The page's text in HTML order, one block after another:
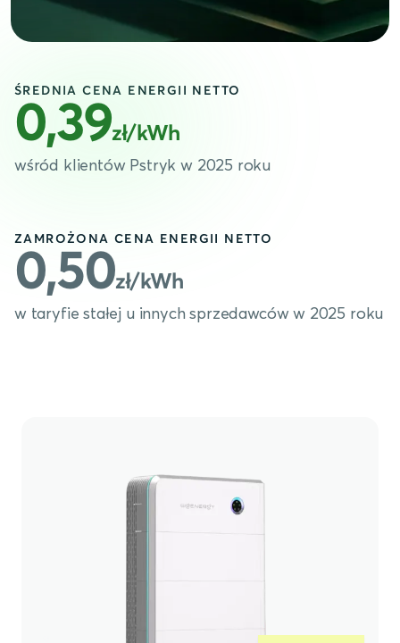
ŚREDNIA CENA ENERGII NETTO
0,39zł/kWh
wśród klientów Pstryk w 2025 roku
ZAMROŻONA CENA ENERGII NETTO
0,50zł/kWh
w taryfie stałej u innych sprzedawców w 2025 roku